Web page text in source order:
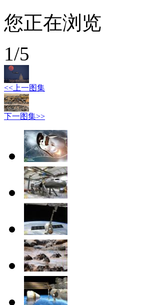
您正在浏览
1/5
<<上一图集
下一图集>>